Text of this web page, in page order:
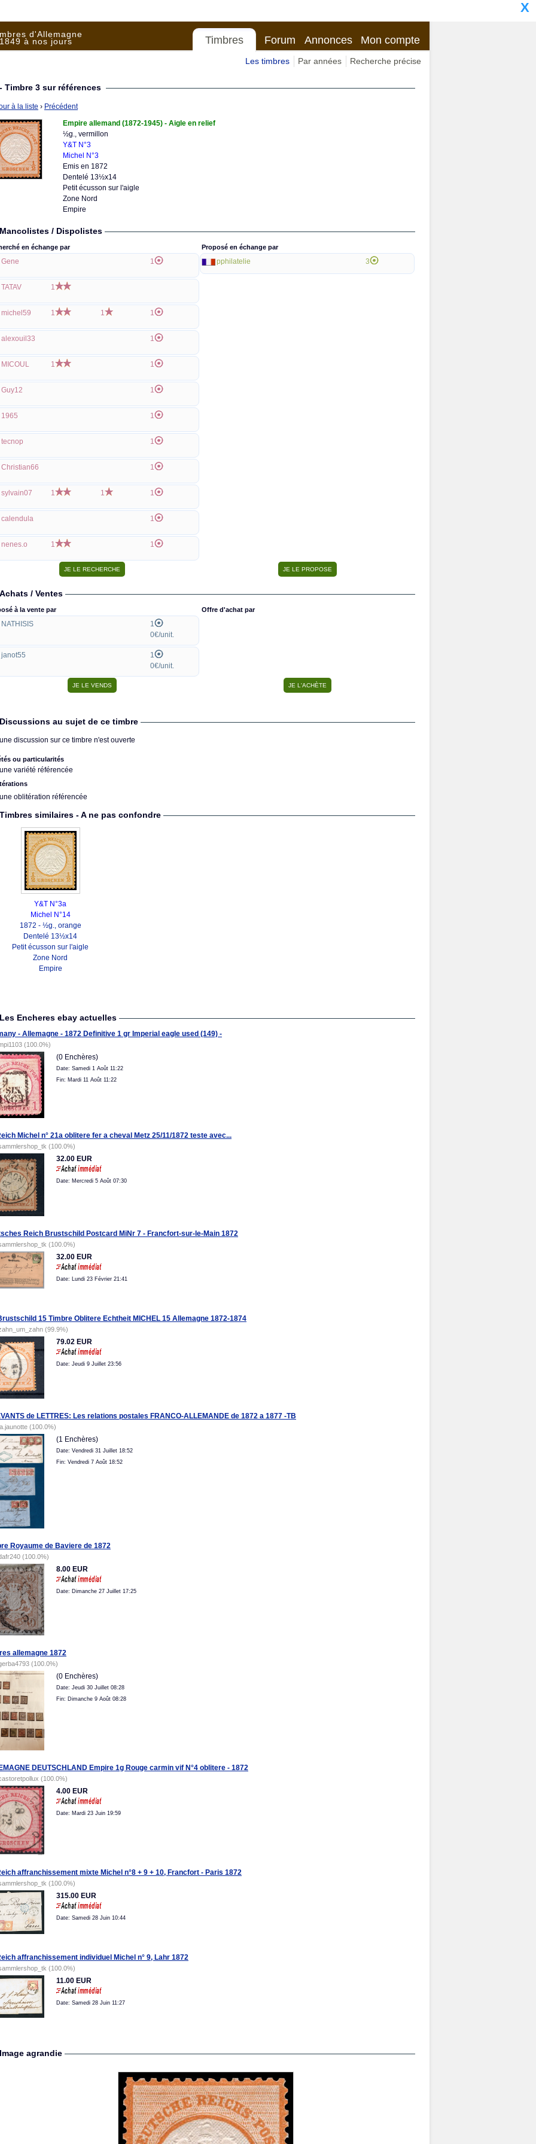
X
d'Allemagne
à nos jours Timbres Forum Annonces Mon compte
Les timbres Par années Recherche précise
- Timbre 3 sur références
à la liste › Précédent
Empire allemand (1872-1945) - Aigle en relief
½g., vermillon
Y&T N°3
Michel N°3
Emis en 1872
Dentelé 13½x14
Petit écusson sur l'aigle
Zone Nord
Empire
Mancolistes / Dispolistes
en échange par
Gene 1
TATAV 1
michel59 1 1 1
alexouil33 1
MICOUL 1 1
Guy12 1
1965 1
tecnop 1
Christian66 1
sylvain07 1 1 1
calendula 1
nenes.o 1 1
Proposé en échange par
pphilatelie 3
Achats / Ventes
à la vente par
NATHISIS
1
0€/unit.
janot55
1
0€/unit.
Offre d'achat par
Discussions au sujet de ce timbre
discussion sur ce timbre n'est ouverte
ou particularités
variété référencée
oblitération référencée
Timbres similaires - A ne pas confondre
Y&T N°3a
Michel N°14
1872 - ½g., orange
Dentelé 13½x14
Petit écusson sur l'aigle
Zone Nord
Empire
Les Encheres ebay actuelles
- Allemagne - 1872 Definitive 1 gr Imperial eagle used (149) -
(100.0%)
(0 Enchères)
Date: Samedi 1 Août 11:22
Fin: Mardi 11 Août 11:22
Michel n° 21a oblitere fer a cheval Metz 25/11/1872 teste avec...
(100.0%)
32.00 EUR
Date: Mercredi 5 Août 07:30
Reich Brustschild Postcard MiNr 7 - Francfort-sur-le-Main 1872
(100.0%)
32.00 EUR
Date: Lundi 23 Février 21:41
15 Timbre Oblitere Echtheit MICHEL 15 Allemagne 1872-1874
(99.9%)
79.02 EUR
Date: Jeudi 9 Juillet 23:56
de LETTRES: Les relations postales FRANCO-ALLEMANDE de 1872 a 1877 -TB
(100.0%)
(1 Enchères)
Date: Vendredi 31 Juillet 18:52
Fin: Vendredi 7 Août 18:52
Royaume de Baviere de 1872
(100.0%)
8.00 EUR
Date: Dimanche 27 Juillet 17:25
allemagne 1872
(100.0%)
(0 Enchères)
Date: Jeudi 30 Juillet 08:28
Fin: Dimanche 9 Août 08:28
DEUTSCHLAND Empire 1g Rouge carmin vif N°4 oblitere - 1872
(100.0%)
4.00 EUR
Date: Mardi 23 Juin 19:59
affranchissement mixte Michel n°8 + 9 + 10, Francfort - Paris 1872
(100.0%)
315.00 EUR
Date: Samedi 28 Juin 10:44
affranchissement individuel Michel n° 9, Lahr 1872
(100.0%)
11.00 EUR
Date: Samedi 28 Juin 11:27
Image agrandie